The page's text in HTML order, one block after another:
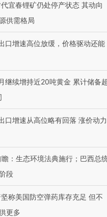
度Z世代 用街头抗争将教
机”
【特别呈现】寻找100种
【商
宜春锂矿仍处停产状态 其动向
供需格局
口增速高位放缓，价格驱动还能
继续增持近20吨黄金 累计储备超
口增速从高位略有回落 涨价动力
：生态环境法典施行；巴西总
段
称美国防空弹药库存充足 但不
更多